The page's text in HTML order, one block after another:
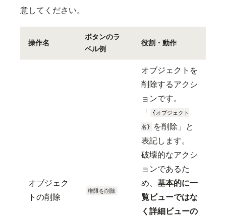
意してください。
操作名
ボタンのラ
ベル例
役割・動作
オブジェク
トの削除
権限を削除
オブジェクトを
削除するアクシ
ョンです。
「
{オブジェクト
名}
を削除」と
表記します。
破壊的なアクシ
ョンであるた
め、 基本的に一
覧ビューではな
く詳細ビューの